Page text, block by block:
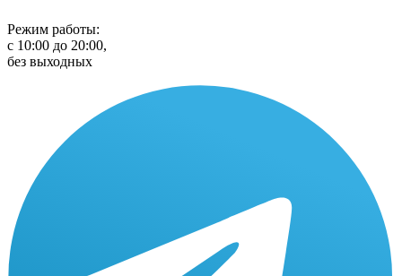
Режим работы:
с 10:00 до 20:00,
без выходных